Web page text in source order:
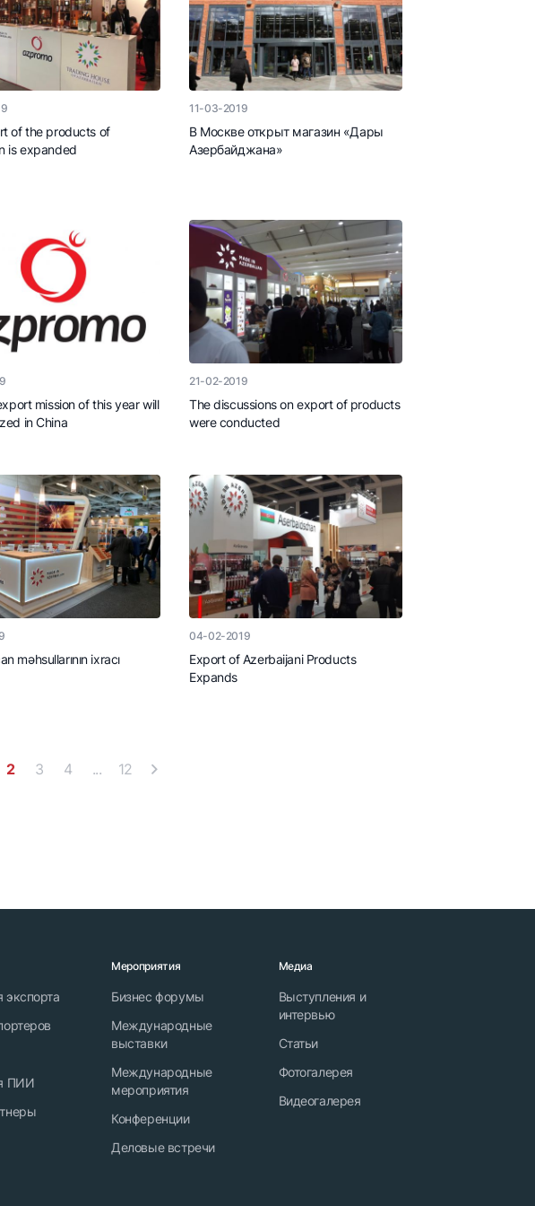
of the products of
is expanded
11-03-2019
В Москве открыт магазин «Дары
Азербайджана»
mission of this year will
in China
21-02-2019
The discussions on export of products
were conducted
məhsullarının ixracı
04-02-2019
Export of Azerbaijani Products
Expands
2 3 4 ... 12
экспорта
ПИИ
Мероприятия
Бизнес форумы
Международные
выставки
Международные
мероприятия
Конференции
Деловые встречи
Медиа
Выступления и
интервью
Статьи
Фотогалерея
Видеогалерея